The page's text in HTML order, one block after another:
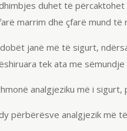
duhet të
marrim dhe çfarë mund të
janë më të sigurt,
tek ata me
analgjeziku më i sigurt,
përbërësve analgjezik më